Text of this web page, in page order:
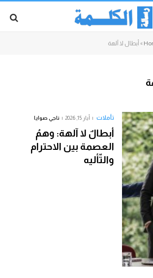
» أبطال لا آلهة
تأملات أيار 15, 2026 ناجي صوايا
أبطالٌ لا آلهة: وهمُ
العصمة بين الاحترام
والتّأليه